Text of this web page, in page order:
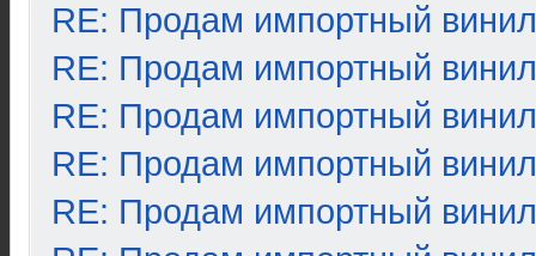
RE: Продам импортный винил
RE: Продам импортный винил
RE: Продам импортный винил
RE: Продам импортный винил
RE: Продам импортный винил